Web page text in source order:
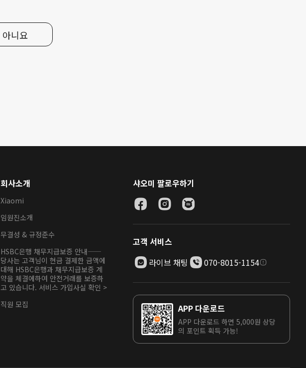
아니요
회사소개
Xiaomi
임원진소개
무결성 & 규정준수
HSBC은행 채무지급보증 안내——
당사는 고객님이 현금 결제한 금액에
대해 HSBC은행과 채무지급보증 계
약을 체결에하여 안전거래를 보증하
고 있습니다. 서비스 가입사실 확인 >
직원 모집
샤오미 팔로우하기
고객 서비스
라이브 채팅
070-8015-1154
APP 다운로드
APP 다운로드 하면 5,000원 상당
의 포인트 획득 가능!